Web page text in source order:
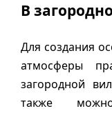
В
Для создания
атмосферы
загородной
также